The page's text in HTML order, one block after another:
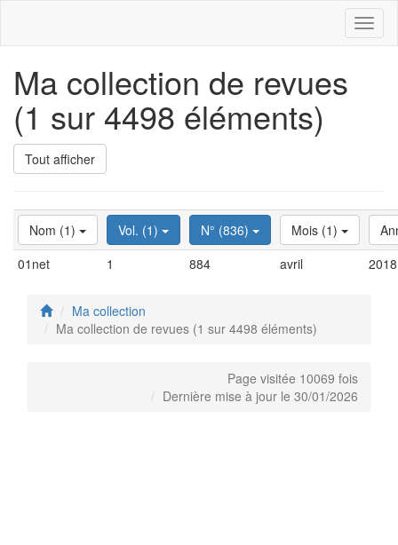
Ma collection de revues
(1 sur 4498 éléments)
Tout afficher
Nom (1) Vol. (1) N° (836) Mois (1)
01net
1 884 avril 2018
Ma collection
Ma collection de revues (1 sur 4498 éléments)
Page visitée 10069 fois
Dernière mise à jour le 30/01/2026